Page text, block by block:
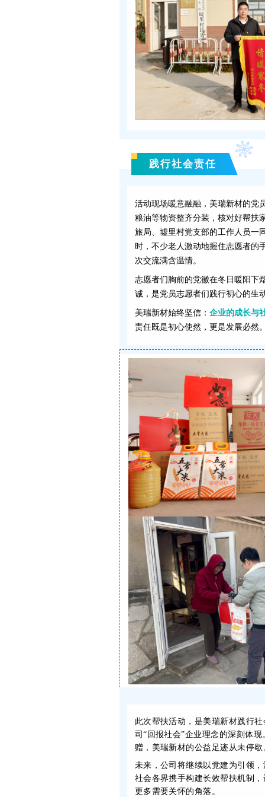
践行社会责任
活动现场暖意融融，美瑞新材的党
粮油等物资整齐分装，核对好帮扶
旅局、墟里村党支部的工作人员一
时，不少老人激动地握住志愿者的
次交流满含温情。
志愿者们胸前的党徽在冬日暖阳下
诚，是党员志愿者们践行初心的生
美瑞新材始终坚信： 企业的成长与
责任既是初心使然，更是发展必然
此次帮扶活动，是美瑞新材践行
司“回报社会”企业理念的深刻体现
赠，美瑞新材的公益足迹从未停歇
未来，公司将继续以党建为引领
社会各界携手构建长效帮扶机制
更多需要关怀的角落。